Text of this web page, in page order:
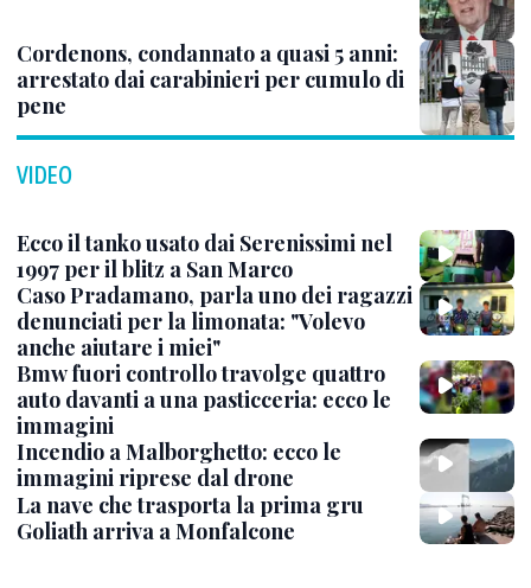
Cordenons, condannato a quasi 5 anni:
arrestato dai carabinieri per cumulo di
pene
VIDEO
Ecco il tanko usato dai Serenissimi nel
1997 per il blitz a San Marco
Caso Pradamano, parla uno dei ragazzi
denunciati per la limonata: "Volevo
anche aiutare i miei"
Bmw fuori controllo travolge quattro
auto davanti a una pasticceria: ecco le
immagini
Incendio a Malborghetto: ecco le
immagini riprese dal drone
La nave che trasporta la prima gru
Goliath arriva a Monfalcone